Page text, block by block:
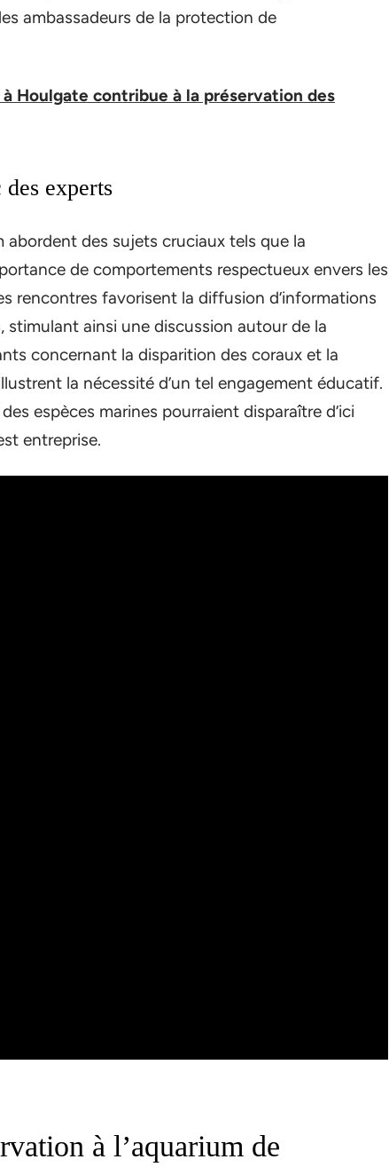
ambassadeurs de la protection de
Houlgate contribue à la préservation des
des experts
abordent des sujets cruciaux tels que la
de comportements respectueux envers les
rencontres favorisent la diffusion d’informations
stimulant ainsi une discussion autour de la
concernant la disparition des coraux et la
la nécessité d’un tel engagement éducatif.
espèces marines pourraient disparaître d’ici
entreprise.
à l’aquarium de